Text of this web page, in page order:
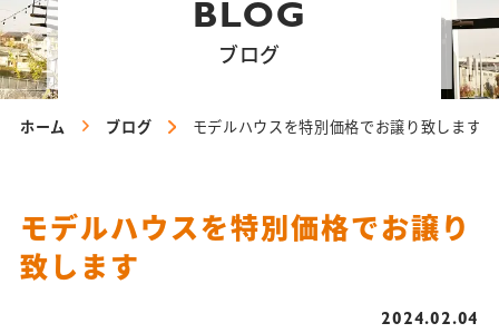
BLOG
ブログ
ホーム ブログ モデルハウスを特別価格でお譲り致します
モデルハウスを特別価格でお譲り
致します
2024.02.04